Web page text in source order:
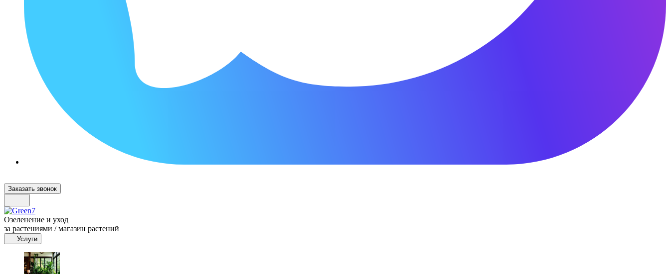
Заказать звонок
Озеленение и уход
за растениями / магазин растений
Услуги